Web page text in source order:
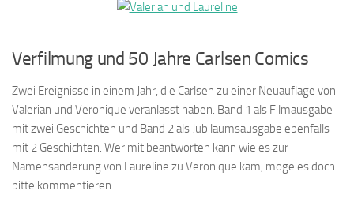
Verfilmung und 50 Jahre Carlsen Comics
Zwei Ereignisse in einem Jahr, die Carlsen zu einer Neuauflage von
Valerian und Veronique veranlasst haben. Band 1 als Filmausgabe
mit zwei Geschichten und Band 2 als Jubiläumsausgabe ebenfalls
mit 2 Geschichten. Wer mit beantworten kann wie es zur
Namensänderung von Laureline zu Veronique kam, möge es doch
bitte kommentieren.